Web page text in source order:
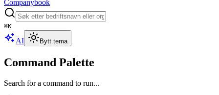
Companybook
⌘K
AI Bytt tema
Command Palette
Search for a command to run...